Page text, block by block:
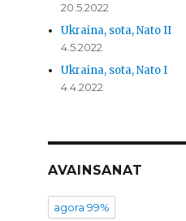
20.5.2022
Ukraina, sota, Nato II
4.5.2022
Ukraina, sota, Nato I
4.4.2022
AVAINSANAT
agora 99%